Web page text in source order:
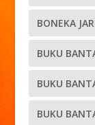
BONEKA
BUKU
BUKU
BUKU